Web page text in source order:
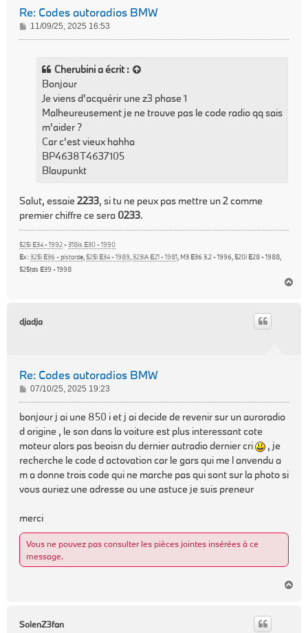
Re: Codes autoradios BMW
M
e
11/09/25, 2025 16:53
Cherubinia écrit :
Bonjour
Je viens d'acquérir une z3 phase 1
Malheureusement je ne trouve pas le code radio qq sais
m'aider ?
Car c'est vieux hahha
BP4638T4637105
Blaupunkt
Salut, essaie2233, si tu ne peux pas mettre un 2 comme
premier chiffre ce sera 0233.
525i E34 - 1992-318is E30 - 1990
Ex :325i E36 - pistarde, 525i E34 - 1989,323iA E21 - 1981, M3 E36 3.2 - 1996, 520i E28 - 1988,
525tds E39 - 1998
djadja
Re: Codes autoradios BMW
M
e
a
g
e
07/10/25, 2025 19:23
bonjour j ai une 850 i et j ai decide de revenir sur un auroradio
d origine , le son dans la voiture est plus interessant cote
moteur alors pas beoisn du dernier autradio dernier cri
, je
recherche le code d actovation car le gars qui me l anvendu a
m a donne trois code qui ne marche pas qui sont sur la photo si
vous auriez une adresse ou une astuce je suis preneur
merci
Vous ne pouvez pas consulter les pièces jointes insérées à ce
message.
SolenZ3fan